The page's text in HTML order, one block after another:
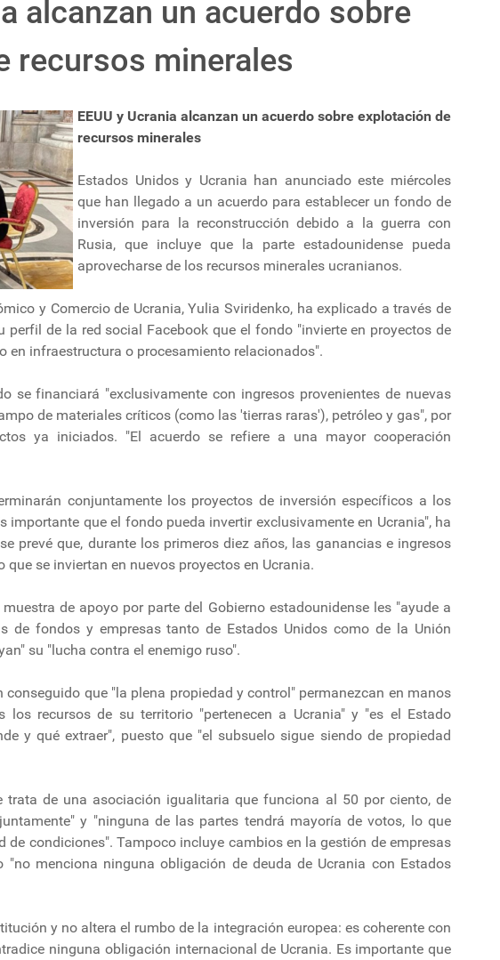
alcanzan un acuerdo sobre
recursos minerales
EEUU y Ucrania alcanzan un acuerdo sobre explotación de
recursos minerales
Estados Unidos y Ucrania han anunciado este miércoles
que han llegado a un acuerdo para establecer un fondo de
inversión para la reconstrucción debido a la guerra con
Rusia, que incluye que la parte estadounidense pueda
aprovecharse de los recursos minerales ucranianos.
y Comercio de Ucrania, Yulia Sviridenko, ha explicado a través de
perfil de la red social Facebook que el fondo "invierte en proyectos de
en infraestructura o procesamiento relacionados".
se financiará "exclusivamente con ingresos provenientes de nuevas
de materiales críticos (como las 'tierras raras'), petróleo y gas", por
ya iniciados. "El acuerdo se refiere a una mayor cooperación
conjuntamente los proyectos de inversión específicos a los
importante que el fondo pueda invertir exclusivamente en Ucrania", ha
prevé que, durante los primeros diez años, las ganancias e ingresos
se inviertan en nuevos proyectos en Ucrania.
de apoyo por parte del Gobierno estadounidense les "ayude a
de fondos y empresas tanto de Estados Unidos como de la Unión
su "lucha contra el enemigo ruso".
conseguido que "la plena propiedad y control" permanezcan en manos
los recursos de su territorio "pertenecen a Ucrania" y "es el Estado
y qué extraer", puesto que "el subsuelo sigue siendo de propiedad
trata de una asociación igualitaria que funciona al 50 por ciento, de
y "ninguna de las partes tendrá mayoría de votos, lo que
de condiciones". Tampoco incluye cambios en la gestión de empresas
menciona ninguna obligación de deuda de Ucrania con Estados
y no altera el rumbo de la integración europea: es coherente con
ninguna obligación internacional de Ucrania. Es importante que